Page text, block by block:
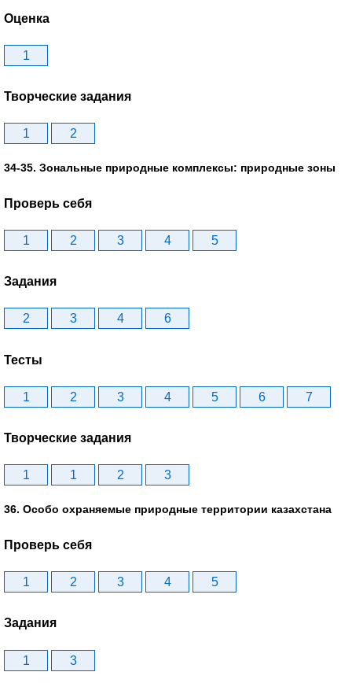
Оценка
1
Творческие задания
1 2
34-35. Зональные природные комплексы: природные зоны
Проверь себя
1 2 3 4 5
Задания
2 3 4 6
Тесты
1 2 3 4 5 6 7
Творческие задания
1 1 2 3
36. Особо охраняемые природные территории казахстана
Проверь себя
1 2 3 4 5
Задания
1 3